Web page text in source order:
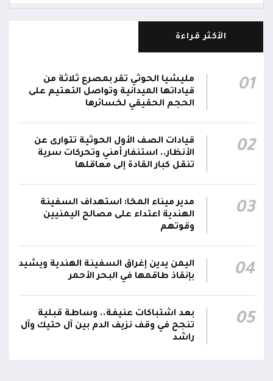
الانتهاء وإمدادات الغاز ستعود تدريجياً لتغطية
رئيس مجلس القيادة يُصدر قراراً بتعيين يحيى
محمد كزمان وكيلاً لقطاع الأمن الداخلي، وأحمد
سعد السقطري وكيلاً لقطاع الأمن الخارجي؛ في
رئيس مجلس القيادة يعين اللواء الركن طيار
عبدالعزيز سعيد المحيا قائداً للقوات الجوية والدفاع
الجوي.. ويُعين العميد ناشر منصور باجري رئيساً
قرارات رئاسية بتعيين أحمد سعيد بن بريك وراشد
ناصر الجند مستشارين لرئيس مجلس القيادة
الرئاسي وترقيتهما إلى رتبة فريق
الأكثر قراءة
01
مليشيا الحوثي تقر بمصرع ثلاثة من
قياداتها الميدانية وتواصل التعتيم على
الحجم الحقيقي لخسائرها
02
قيادات الصف الأول الحوثية تتوارى عن
الأنظار.. استنفار أمني وتحركات سرية
تنقل كبار القادة إلى معاقلها
03
مدير ميناء المخا: استهداف السفينة
الهندية اعتداء على مصالح اليمنيين
وقوتهم
04
اليمن يدين إغراق السفينة الهندية ويشيد
بإنقاذ طاقمها في البحر الأحمر
05
بعد اشتباكات عنيفة.. وساطة قبلية
تنجح في وقف نزيف الدم بين آل حتيك وآل
راشد